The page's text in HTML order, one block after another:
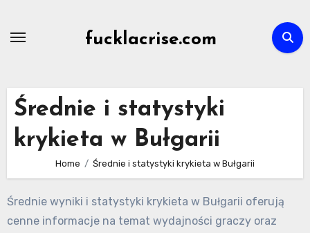
fucklacrise.com
Średnie i statystyki
krykieta w Bułgarii
Home Średnie i statystyki krykieta w Bułgarii
Średnie wyniki i statystyki krykieta w Bułgarii oferują
cenne informacje na temat wydajności graczy oraz